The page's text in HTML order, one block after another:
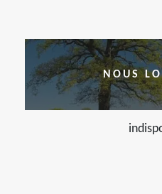
NOUS